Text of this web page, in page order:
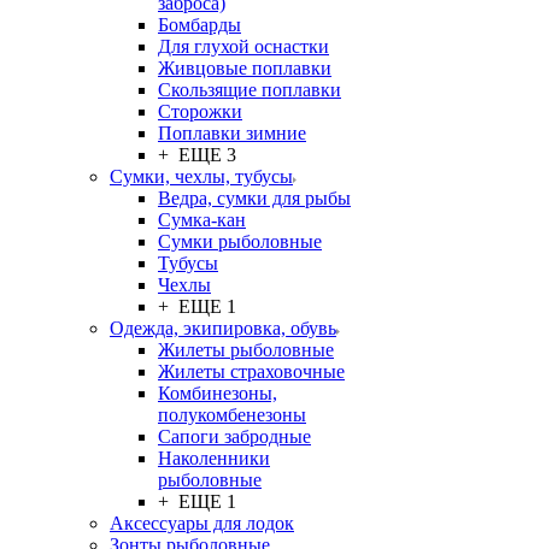
Бомбарды
Для глухой оснастки
Живцовые поплавки
Скользящие поплавки
Сторожки
Поплавки зимние
+ ЕЩЕ 3
Сумки, чехлы, тубусы
Ведра, сумки для рыбы
Сумка-кан
Сумки рыболовные
Тубусы
Чехлы
+ ЕЩЕ 1
Одежда, экипировка, обувь
Жилеты рыболовные
Жилеты страховочные
Комбинезоны,
полукомбенезоны
Сапоги забродные
Наколенники
рыболовные
+ ЕЩЕ 1
Аксессуары для лодок
Зонты рыболовные